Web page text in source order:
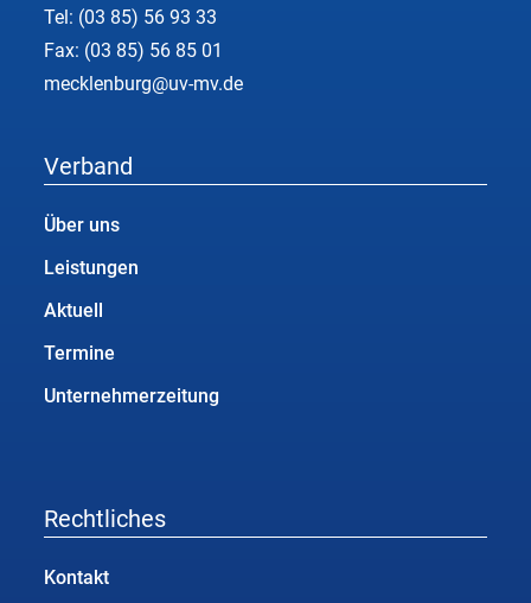
Tel: (03 85) 56 93 33
Fax: (03 85) 56 85 01
mecklenburg@uv-mv.de
Verband
Über uns
Leistungen
Aktuell
Termine
Unternehmerzeitung
Rechtliches
Kontakt